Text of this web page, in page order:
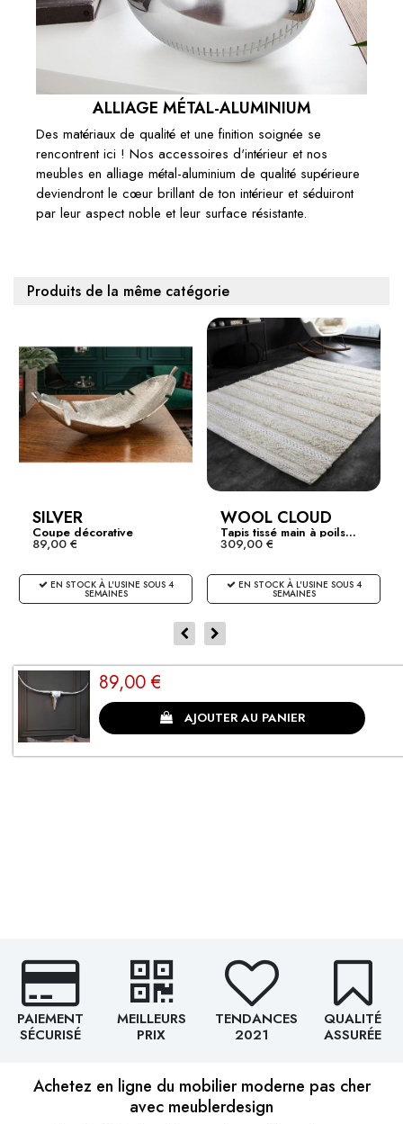
ALLIAGE MÉTAL-ALUMINIUM
Des matériaux de qualité et une finition soignée se
rencontrent ici ! Nos accessoires d'intérieur et nos
meubles en alliage métal-aluminium de qualité supérieure
deviendront le cœur brillant de ton intérieur et séduiront
par leur aspect noble et leur surface résistante.
Produits de la même catégorie
SILVER
Coupe décorative
design...
89,00 €
EN STOCK À L'USINE SOUS 4
SEMAINES
WOOL CLOUD
Tapis tissé main à poils...
309,00 €
EN STOCK À L'USINE SOUS 4
SEMAINES
89,00 €
AJOUTER AU PANIER
CLIENTS SATISFAITS
PAIEMENT
SÉCURISÉ
MEILLEURS
PRIX
TENDANCES
2021
QUALITÉ
ASSURÉE
Achetez en ligne du mobilier moderne pas cher
avec meublerdesign